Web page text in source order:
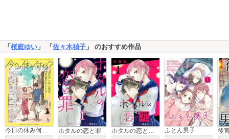
「桜庭ゆい 」 「佐々木禎子 」 のおすすめ作品
今日の休み何する？[短編集] ホタルの恋と罪 ホタルの恋と罪【分冊版】 ふとん男子